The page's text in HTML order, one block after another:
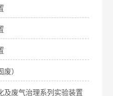
）
及废气治理系列实验装置